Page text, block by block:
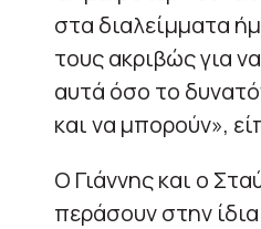
στα διαλείμματα
τους ακριβώς για
αυτά όσο το
και να μπορούν»,
Ο Γιάννης και ο
περάσουν στην